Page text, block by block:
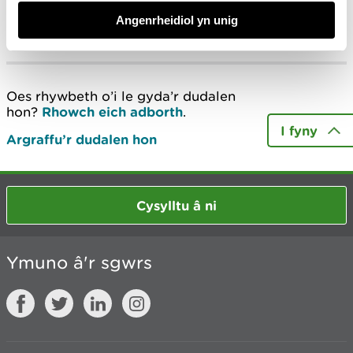
Angenrheidiol yn unig
Ein penderfyniadau hunan drwyddedu -
adroddiad misol
Oes rhywbeth o’i le gyda’r dudalen
hon? Rhowch eich adborth.
Argraffu’r dudalen hon
I fyny
Cysylltu â ni
Ymuno â'r sgwrs